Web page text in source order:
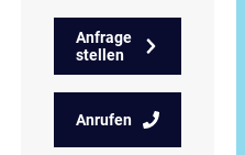
Anfrage
stellen
Anrufen